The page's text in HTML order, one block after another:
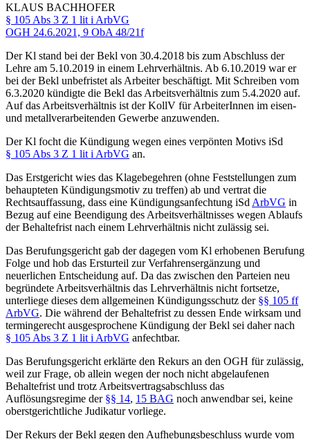
KLAUS BACHHOFER
§ 105 Abs 3 Z 1 lit i ArbVG
OGH 24.6.2021, 9 ObA 48/21f
Der Kl stand bei der Bekl von 30.4.2018 bis zum Abschluss der
Lehre am 5.10.2019 in einem Lehrverhältnis. Ab 6.10.2019 war er
bei der Bekl unbefristet als Arbeiter beschäftigt. Mit Schreiben vom
6.3.2020 kündigte die Bekl das Arbeitsverhältnis zum 5.4.2020 auf.
Auf das Arbeitsverhältnis ist der KollV für ArbeiterInnen im eisen-
und metallverarbeitenden Gewerbe anzuwenden.
Der Kl focht die Kündigung wegen eines verpönten Motivs iSd
§ 105 Abs 3 Z 1 lit i ArbVG an.
Das Erstgericht wies das Klagebegehren (ohne Feststellungen zum
behaupteten Kündigungsmotiv zu treffen) ab und vertrat die
Rechtsauffassung, dass eine Kündigungsanfechtung iSd ArbVG in
Bezug auf eine Beendigung des Arbeitsverhältnisses wegen Ablaufs
der Behaltefrist nach einem Lehrverhältnis nicht zulässig sei.
Das Berufungsgericht gab der dagegen vom Kl erhobenen Berufung
Folge und hob das Ersturteil zur Verfahrensergänzung und
neuerlichen Entscheidung auf. Da das zwischen den Parteien neu
begründete Arbeitsverhältnis das Lehrverhältnis nicht fortsetze,
unterliege dieses dem allgemeinen Kündigungsschutz der §§ 105 ff
ArbVG. Die während der Behaltefrist zu dessen Ende wirksam und
termingerecht ausgesprochene Kündigung der Bekl sei daher nach
§ 105 Abs 3 Z 1 lit i ArbVG anfechtbar.
Das Berufungsgericht erklärte den Rekurs an den OGH für zulässig,
weil zur Frage, ob allein wegen der noch nicht abgelaufenen
Behaltefrist und trotz Arbeitsvertragsabschluss das
Auflösungsregime der §§ 14, 15 BAG noch anwendbar sei, keine
oberstgerichtliche Judikatur vorliege.
Der Rekurs der Bekl gegen den Aufhebungsbeschluss wurde vom